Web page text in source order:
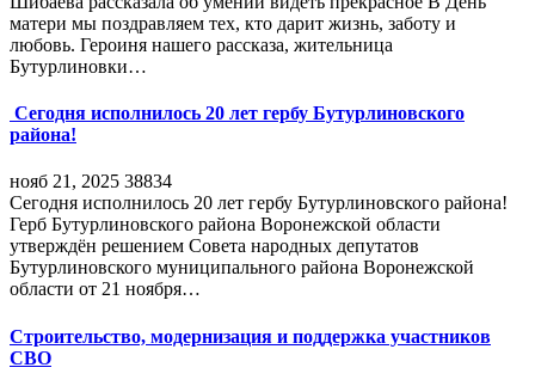
матери мы поздравляем тех, кто дарит жизнь, заботу и
любовь. Героиня нашего рассказа, жительница
Бутурлиновки…
Сегодня исполнилось 20 лет гербу Бутурлиновского
района!
нояб 21, 2025 38834
Сегодня исполнилось 20 лет гербу Бутурлиновского района!
Герб Бутурлиновского района Воронежской области
утверждён решением Совета народных депутатов
Бутурлиновского муниципального района Воронежской
области от 21 ноября…
Строительство, модернизация и поддержка участников
СВО